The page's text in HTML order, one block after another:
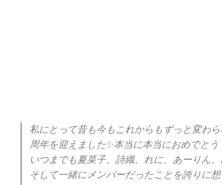
私にとって昔も今もこれからもずっと変わ
周年を迎えました✨本当に本当におめでとう
いつまでも夏菜子、詩織、れに、あーりん
そして一緒にメンバーだったことを誇りに